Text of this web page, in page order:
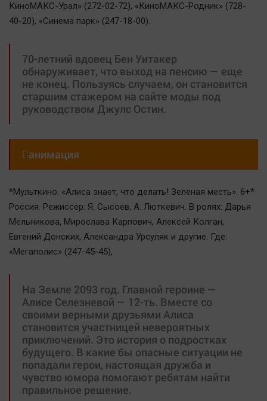
КиноМАКС-Урал» (272-02-72), «КиноМАКС-Родник» (728-
40-20), «Синема парк» (247-18-00).
70-летний вдовец Бен Уитакер
обнаруживает, что выход на пенсию — еще
не конец. Пользуясь случаем, он становится
старшим стажером на сайте моды под
руководством Джулс Остин.
анимация
*Мульткино. «Алиса знает, что делать! Зеленая месть». 6+*
Россия. Режиссер: Я. Сысоев, А. Люткевич. В ролях: Дарья
Мельникова, Мирослава Карпович, Алексей Колган,
Евгений Донских, Александра Урсуляк и другие. Где:
«Мегаполис» (247-45-45),
На Земле 2093 год. Главной героине —
Алисе Селезневой — 12-ть. Вместе со
своими верными друзьями Алиса
становится участницей невероятных
приключений. Это история о подростках
будущего. В какие бы опасные ситуации не
попадали герои, настоящая дружба и
чувство юмора помогают ребятам найти
правильное решение.